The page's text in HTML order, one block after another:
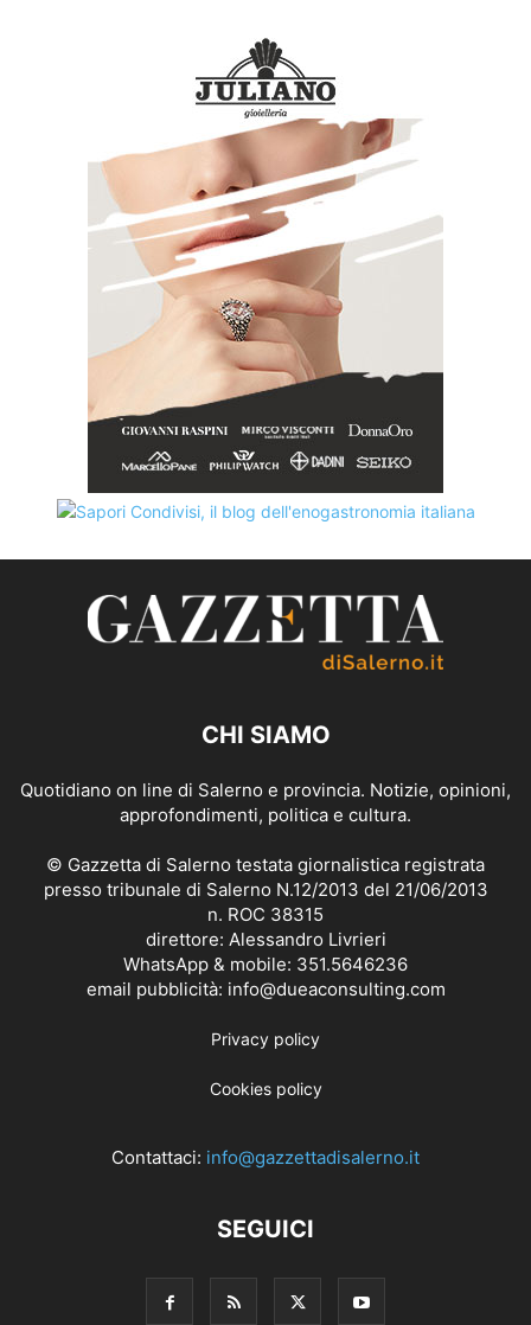
CHI SIAMO
Quotidiano on line di Salerno e provincia. Notizie, opinioni,
approfondimenti, politica e cultura.
© Gazzetta di Salerno testata giornalistica registrata
presso tribunale di Salerno N.12/2013 del 21/06/2013
n. ROC 38315
direttore: Alessandro Livrieri
WhatsApp & mobile: 351.5646236
email pubblicità: info@dueaconsulting.com
Privacy policy
Cookies policy
Contattaci: info@gazzettadisalerno.it
SEGUICI